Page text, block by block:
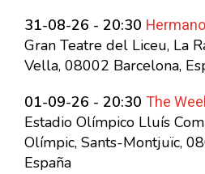
31-08-26 - 20:30
Gran Teatre del Liceu, La
Vella, 08002 Barcelona,
01-09-26 - 20:30 The
Estadio Olímpico Lluís
Olímpic, Sants-Montjuïc,
España